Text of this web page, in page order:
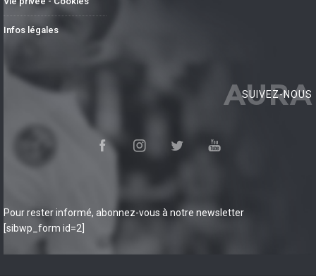
Infos légales
AURA
SUIVEZ-NOUS
Pour rester informé, abonnez-vous à notre newsletter
[sibwp_form id=2]